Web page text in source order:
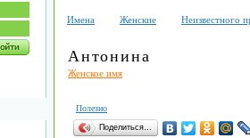
Имена Женские Неизвестного
Антонина
Женское имя
Полезно
Поделиться…